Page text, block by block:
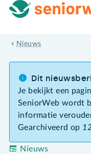
Nieuws
Digitale zorg:
Dit
Je bekijkt een
SeniorWeb wordt
informatie
Gearchiveerd op
Nieuws